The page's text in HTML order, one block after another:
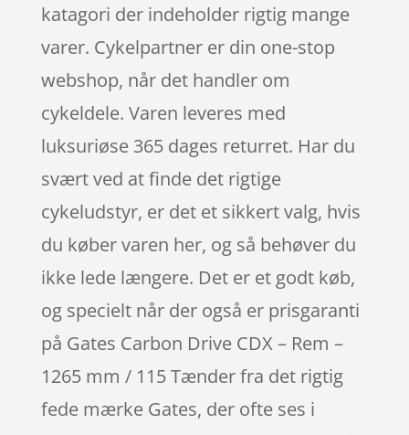
katagori der indeholder rigtig mange
varer. Cykelpartner er din one-stop
webshop, når det handler om
cykeldele. Varen leveres med
luksuriøse 365 dages returret. Har du
svært ved at finde det rigtige
cykeludstyr, er det et sikkert valg, hvis
du køber varen her, og så behøver du
ikke lede længere. Det er et godt køb,
og specielt når der også er prisgaranti
på Gates Carbon Drive CDX – Rem –
1265 mm / 115 Tænder fra det rigtig
fede mærke Gates, der ofte ses i